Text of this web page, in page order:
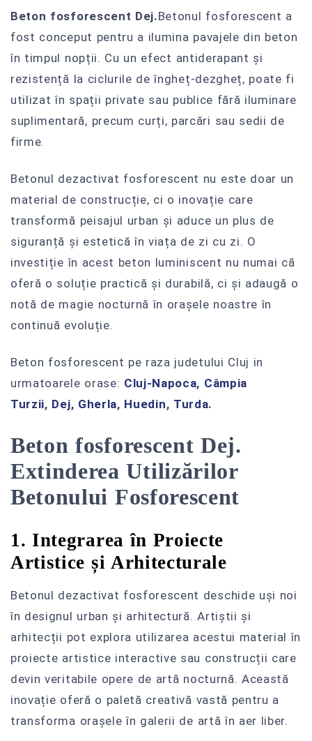
Beton fosforescent Dej.Betonul fosforescent a
fost conceput pentru a ilumina pavajele din beton
în timpul nopții. Cu un efect antiderapant și
rezistență la ciclurile de îngheț-dezgheț, poate fi
utilizat în spații private sau publice fără iluminare
suplimentară, precum curți, parcări sau sedii de
firme.
Betonul dezactivat fosforescent nu este doar un
material de construcție, ci o inovație care
transformă peisajul urban și aduce un plus de
siguranță și estetică în viața de zi cu zi. O
investiție în acest beton luminiscent nu numai că
oferă o soluție practică și durabilă, ci și adaugă o
notă de magie nocturnă în orașele noastre în
continuă evoluție.
Beton fosforescent pe raza judetului Cluj in
urmatoarele orase: Cluj-Napoca, Câmpia
Turzii‎, Dej, Gherla, Huedin, Turda.
Beton fosforescent Dej.
Extinderea Utilizărilor
Betonului Fosforescent
1. Integrarea în Proiecte
Artistice și Arhitecturale
Betonul dezactivat fosforescent deschide uși noi
în designul urban și arhitectură. Artiștii și
arhitecții pot explora utilizarea acestui material în
proiecte artistice interactive sau construcții care
devin veritabile opere de artă nocturnă. Această
inovație oferă o paletă creativă vastă pentru a
transforma orașele în galerii de artă în aer liber.